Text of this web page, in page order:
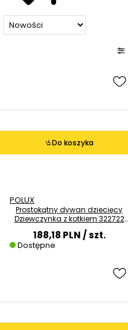
Do koszyka
POLUX
Prostokątny dywan dziecięcy
Dziewczynka z kotkiem 322722
188,18 PLN/ szt.
Dostępne